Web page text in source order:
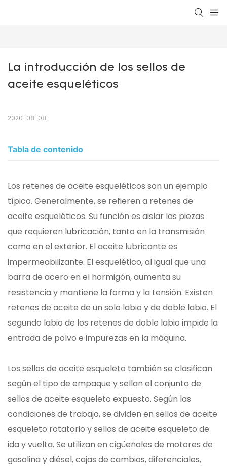
La introducción de los sellos de
aceite esqueléticos
2020-08-08
Tabla de contenido
Los retenes de aceite esqueléticos son un ejemplo
típico. Generalmente, se refieren a retenes de
aceite esqueléticos. Su función es aislar las piezas
que requieren lubricación, tanto en la transmisión
como en el exterior. El aceite lubricante es
impermeabilizante. El esquelético, al igual que una
barra de acero en el hormigón, aumenta su
resistencia y mantiene la forma y la tensión. Existen
retenes de aceite de un solo labio y de doble labio. El
segundo labio de los retenes de doble labio impide la
entrada de polvo e impurezas en la máquina.
Los sellos de aceite esqueleto también se clasifican
según el tipo de empaque y sellan el conjunto de
sellos de aceite esqueleto expuesto. Según las
condiciones de trabajo, se dividen en sellos de aceite
esqueleto rotatorio y sellos de aceite esqueleto de
ida y vuelta. Se utilizan en cigüeñales de motores de
gasolina y diésel, cajas de cambios, diferenciales,